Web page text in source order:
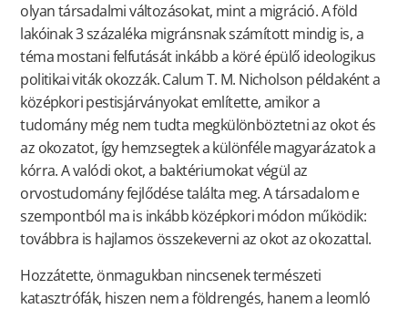
olyan társadalmi változásokat, mint a migráció. A föld
lakóinak 3 százaléka migránsnak számított mindig is, a
téma mostani felfutását inkább a köré épülő ideologikus
politikai viták okozzák. Calum T. M. Nicholson példaként a
középkori pestisjárványokat említette, amikor a
tudomány még nem tudta megkülönböztetni az okot és
az okozatot, így hemzsegtek a különféle magyarázatok a
kórra. A valódi okot, a baktériumokat végül az
orvostudomány fejlődése találta meg. A társadalom e
szempontból ma is inkább középkori módon működik:
továbbra is hajlamos összekeverni az okot az okozattal.
Hozzátette, önmagukban nincsenek természeti
katasztrófák, hiszen nem a földrengés, hanem a leomló